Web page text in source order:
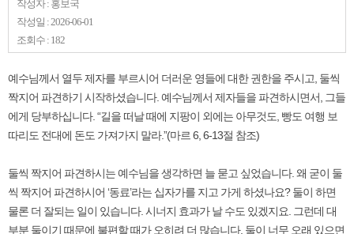
작성자 : 홍보국
작성일 : 2026-06-01
조회수 : 182
예수님께서 열두 제자를 부르시어 더러운 영들에 대한 권한을 주시고, 둘씩
짝지어 파견하기 시작하셨습니다. 예수님께서 제자들을 파견하시면서, 그들
에게 당부하십니다. “길을 떠날 때에 지팡이 외에는 아무것도, 빵도 여행 보
따리도 전대에 돈도 가져가지 말라.”(마르 6, 6-13절 참조)
둘씩 짝지어 파견하시는 예수님을 생각하면 늘 묻고 싶었습니다. 왜 굳이 둘
씩 짝지어 파견하시어 ‘동료’라는 십자가를 지고 가게 하셨나요? 둘이 하면
물론 더 잘되는 일이 있습니다. 시너지 효과가 날 수도 있겠지요. 그런데 대
부분 둘이기 때문에 불편할 때가 오히려 더 많습니다. 둘이 너무 오래 있으면